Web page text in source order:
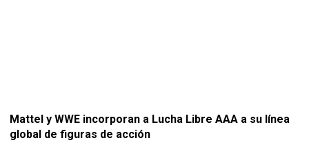
Mattel y WWE incorporan a Lucha Libre AAA a su línea
global de figuras de acción